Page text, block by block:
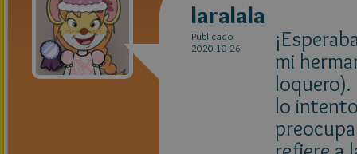
laralala
Publicado
2020-10-26
mi
lo